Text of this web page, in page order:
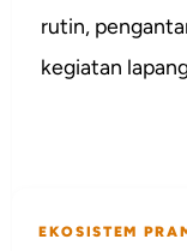
rutin,
kegiatan
EKOSISTEM